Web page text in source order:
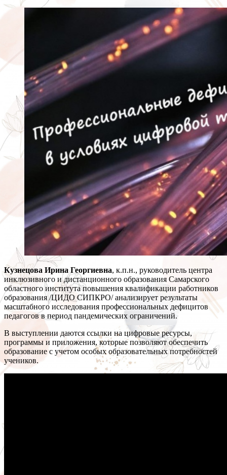
Кузнецова Ирина Георгиевна, к.п.н., руководитель центра
инклюзивного и дистанционного образования Самарского
областного института повышения квалификации работников
образования /ЦИДО СИПКРО/ анализирует результаты
масштабного исследования профессиональных дефицитов
педагогов в период пандемических ограничений.
В выступлении даются ссылки на цифровые ресурсы,
программы и приложения, которые позволяют обеспечить
образование с учетом особых образовательных потребностей
учеников.